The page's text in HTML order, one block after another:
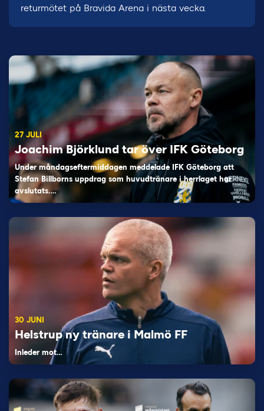
returmötet på Bravida Arena i nästa vecka.
27 JULI
Joachim Björklund tar över IFK Göteborg
Under måndagseftermiddagen meddelade IFK Göteborg att
Stefan Billborns uppdrag som huvudtränare i herrlaget har
avslutats.…
30 JUNI
Helstrup ny tränare i Malmö FF
Inleder mot…